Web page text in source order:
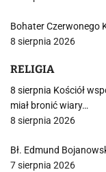
Bohater Czerwonego
8 sierpnia 2026
RELIGIA
8 sierpnia Kościół
miał bronić wiary…
8 sierpnia 2026
Bł. Edmund
7 sierpnia 2026